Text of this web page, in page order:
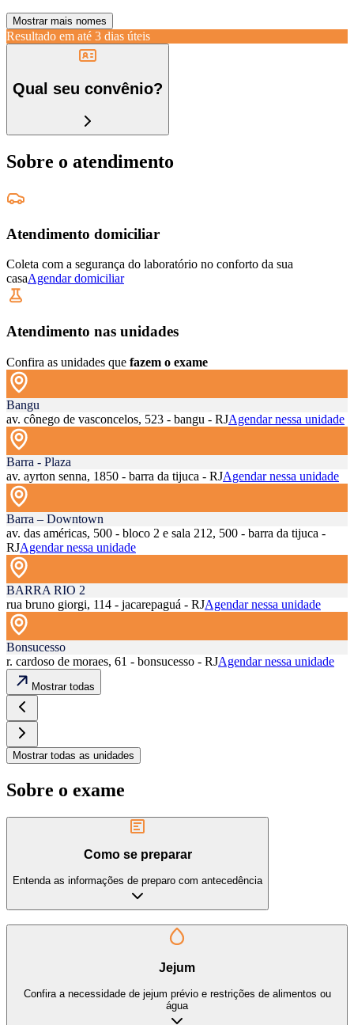
Mostrar mais nomes
Resultado em até 3 dias úteis
Qual seu convênio?
Sobre o atendimento
Atendimento domiciliar
Coleta com a segurança do laboratório no conforto da sua
casaAgendar domiciliar
Atendimento nas unidades
Confira as unidades que fazem o exame
Bangu
av. cônego de vasconcelos, 523 - bangu - RJAgendar nessa unidade
Barra - Plaza
av. ayrton senna, 1850 - barra da tijuca - RJAgendar nessa unidade
Barra – Downtown
av. das américas, 500 - bloco 2 e sala 212, 500 - barra da tijuca -
RJAgendar nessa unidade
BARRA RIO 2
rua bruno giorgi, 114 - jacarepaguá - RJAgendar nessa unidade
Bonsucesso
r. cardoso de moraes, 61 - bonsucesso - RJAgendar nessa unidade
Mostrar todas
Mostrar todas as unidades
Sobre o exame
Como se preparar
Entenda as informações de preparo com antecedência
Jejum
Confira a necessidade de jejum prévio e restrições de alimentos ou
água